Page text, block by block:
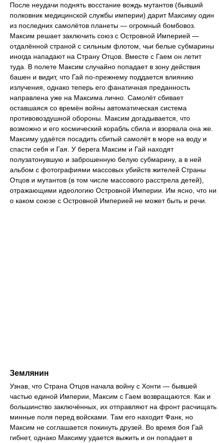
После неудачи поднять восстание вождь мутантов (бывший
полковник медицинской службы империи) дарит Максиму один
из последних самолётов планеты — огромный бомбовоз.
Максим решает заключить союз с Островной Империей —
отдалённой страной с сильным флотом, чьи белые субмарины
иногда нападают на Страну Отцов. Вместе с Гаем он летит
туда. В полете Максим случайно попадает в зону действия
башен и видит, что Гай по-прежнему поддается влиянию
излучения, однако теперь его фанатичная преданность
направлена уже на Максима лично. Самолёт сбивает
оставшаяся со времён войны автоматическая система
противовоздушной обороны. Максим догадывается, что
возможно и его космический корабль сбила и взорвала она же.
Максиму удаётся посадить сбитый самолёт в море на воду и
спасти себя и Гая. У берега Максим и Гай находят
полузатонувшую и заброшенную белую субмарину, а в ней
альбом с фотографиями массовых убийств жителей Страны
Отцов и мутантов (в том числе массового расстрела детей),
отражающими идеологию Островной Империи. Им ясно, что ни
о каком союзе с Островной Империей не может быть и речи.
Землянин
Узнав, что Страна Отцов начала войну с Хонти — бывшей
частью единой Империи, Максим с Гаем возвращаются. Как и
большинство заключённых, их отправляют на фронт расчищать
минные поля перед войсками. Там его находит Фанк, но
Максим не соглашается покинуть друзей. Во время боя Гай
гибнет, однако Максиму удается выжить и он попадает в